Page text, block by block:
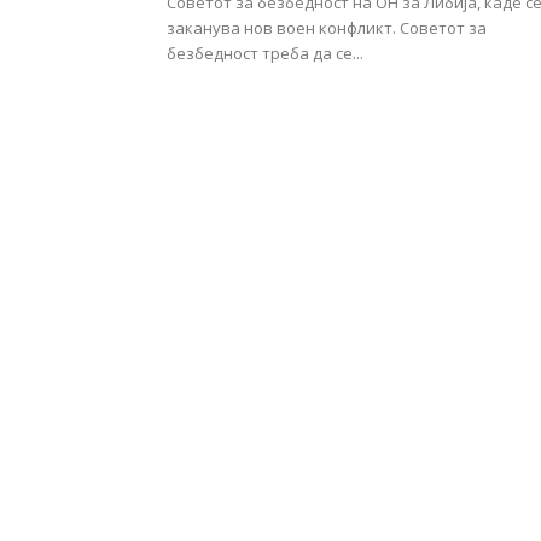
заканува нов воен конфликт. Советот за
безбедност треба да се...